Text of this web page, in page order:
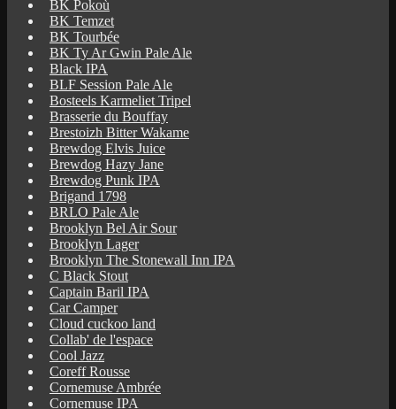
BK Pokoù
BK Temzet
BK Tourbée
BK Ty Ar Gwin Pale Ale
Black IPA
BLF Session Pale Ale
Bosteels Karmeliet Tripel
Brasserie du Bouffay
Brestoizh Bitter Wakame
Brewdog Elvis Juice
Brewdog Hazy Jane
Brewdog Punk IPA
Brigand 1798
BRLO Pale Ale
Brooklyn Bel Air Sour
Brooklyn Lager
Brooklyn The Stonewall Inn IPA
C Black Stout
Captain Baril IPA
Car Camper
Cloud cuckoo land
Collab' de l'espace
Cool Jazz
Coreff Rousse
Cornemuse Ambrée
Cornemuse IPA